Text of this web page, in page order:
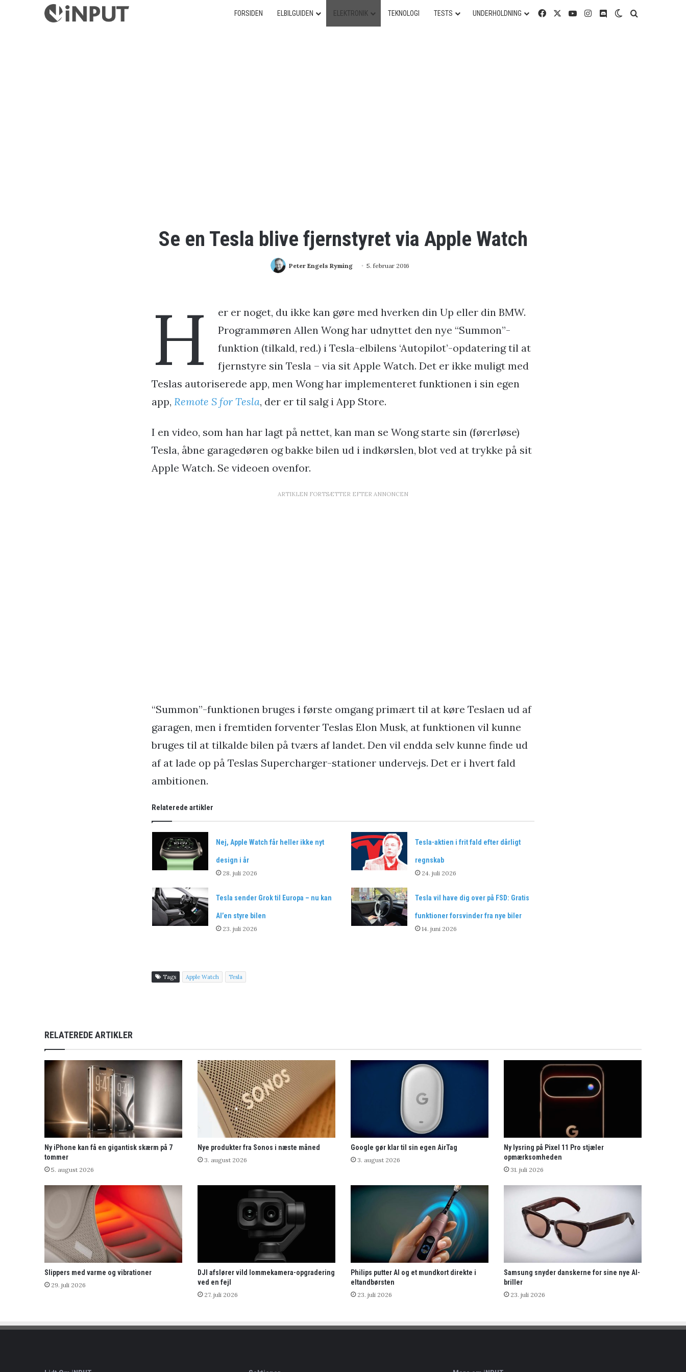
FORSIDEN ELBILGUIDEN ELEKTRONIK TEKNOLOGI TESTS UNDERHOLDNING Facebook YouTubeInstagram
DiscordSwitch skin
Se en Tesla blive fjernstyret via Apple Watch
Peter Engels Ryming 5. februar 2016
H
er er noget, du ikke kan gøre med hverken din Up eller din BMW.
Programmøren Allen Wong har udnyttet den nye “Summon”-
funktion (tilkald, red.) i Tesla-elbilens ‘Autopilot’-opdatering til at
fjernstyre sin Tesla – via sit Apple Watch. Det er ikke muligt med
Teslas autoriserede app, men Wong har implementeret funktionen i sin egen
app, Remote S for Tesla, der er til salg i App Store.
I en video, som han har lagt på nettet, kan man se Wong starte sin (førerløse)
Tesla, åbne garagedøren og bakke bilen ud i indkørslen, blot ved at trykke på sit
Apple Watch. Se videoen ovenfor.
ARTIKLEN FORTSÆTTER EFTER ANNONCEN
“Summon”-funktionen bruges i første omgang primært til at køre Teslaen ud af
garagen, men i fremtiden forventer Teslas Elon Musk, at funktionen vil kunne
bruges til at tilkalde bilen på tværs af landet. Den vil endda selv kunne finde ud
af at lade op på Teslas Supercharger-stationer undervejs. Det er i hvert fald
ambitionen.
Relaterede artikler
Nej, Apple Watch får heller ikke nyt
design i år
28. juli 2026
Tesla-aktien i frit fald efter dårligt
regnskab
24. juli 2026
Tesla sender Grok til Europa – nu kan
AI’en styre bilen
23. juli 2026
Tesla vil have dig over på FSD: Gratis
funktioner forsvinder fra nye biler
14. juni 2026
Tags Apple Watch Tesla
RELATEREDE ARTIKLER
Ny iPhone kan få en gigantisk skærm på 7
tommer
5. august 2026
Nye produkter fra Sonos i næste måned
3. august 2026
Google gør klar til sin egen AirTag
3. august 2026
Ny lysring på Pixel 11 Pro stjæler
opmærksomheden
31. juli 2026
Slippers med varme og vibrationer
29. juli 2026
DJI afslører vild lommekamera-opgradering
ved en fejl
27. juli 2026
Philips putter AI og et mundkort direkte i
eltandbørsten
23. juli 2026
Samsung snyder danskerne for sine nye AI-
briller
23. juli 2026